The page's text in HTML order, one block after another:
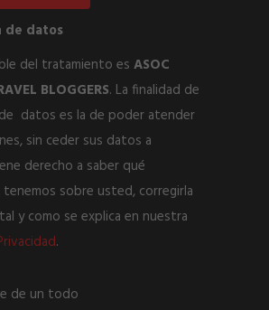
de datos
del tratamiento es ASOC
BLOGGERS. La finalidad de
datos es la de poder atender
sin ceder sus datos a
derecho a saber qué
sobre usted, corregirla
y como se explica en nuestra
.
de un todo